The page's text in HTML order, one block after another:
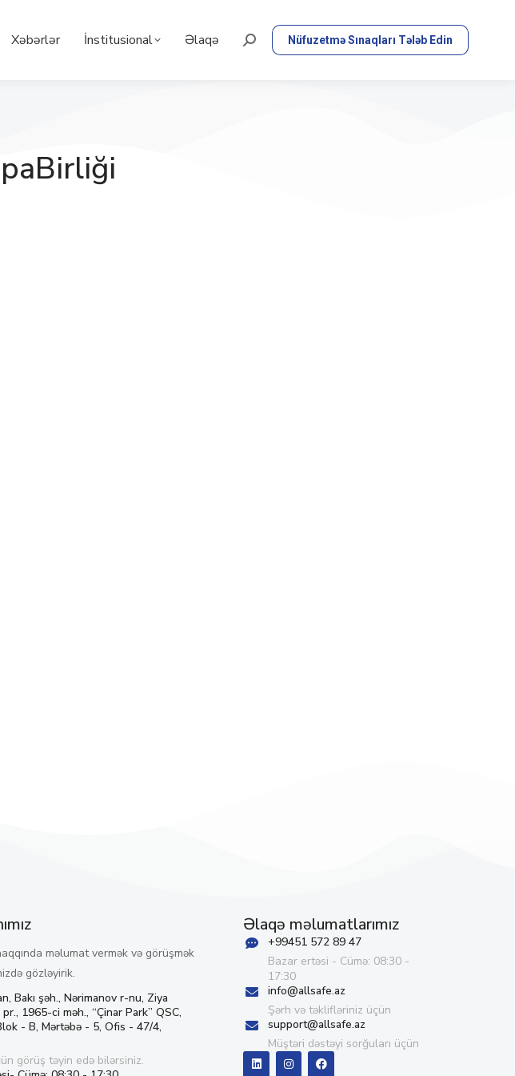
Xəbərlər İnstitusional Əlaqə Nüfuzetmə Sınaqları Tələb Edin
məlumat vermək və görüşmək
gözləyirik.
Bakı şəh., Nərimanov r-nu, Ziya
1965-ci məh., “Çinar Park” QSC,
- B, Mərtəbə - 5, Ofis - 47/4,
görüş təyin edə bilərsiniz.
Əlaqə məlumatlarımız
+99451 572 89 47
Bazar ertəsi - Cümə: 08:30 -
17:30
info@allsafe.az
Şərh və təklifləriniz üçün
support@allsafe.az
Müştəri dəstəyi sorğuları üçün